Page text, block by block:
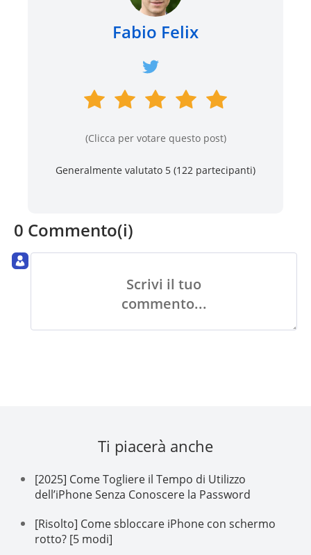
Fabio Felix
(Clicca per votare questo post)
Generalmente valutato 5 (122 partecipanti)
0 Commento(i)
Scrivi il tuo
commento...
Ti piacerà anche
[2025] Come Togliere il Tempo di Utilizzo
dell’iPhone Senza Conoscere la Password
[Risolto] Come sbloccare iPhone con schermo
rotto? [5 modi]